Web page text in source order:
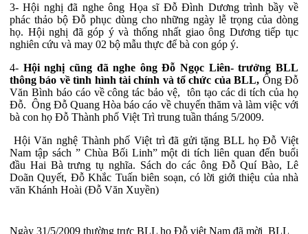
3- Hội nghị đã nghe ông Họa sĩ Đỗ Đình Dương trình bầy về
phác thảo bộ Đỗ phục dùng cho những ngày lễ trọng của dòng
họ. Hội nghị đã góp ý và thống nhất giao ông Dương tiếp tục
nghiên cứu và may 02 bộ mẫu thực để bà con góp ý.
4- Hội nghị cũng đã nghe ông Đỗ Ngọc Liên- trưởng BLL
thông báo về tình hình tài chính và tổ chức của BLL, Ông Đỗ
Văn Bình báo cáo về công tác bảo vệ, tôn tạo các di tích của họ
Đỗ. Ông Đỗ Quang Hòa báo cáo về chuyến thăm và làm việc với
bà con họ Đỗ Thành phố Việt Trì trung tuần tháng 5/2009.
Hội Văn nghệ Thành phố Việt trì đã gửi tặng BLL họ Đỗ Việt
Nam tập sách ” Chùa Bối Linh” một di tích liên quan đến buổi
đầu Hai Bà trưng tụ nghĩa. Sách do các ông Đỗ Quí Bào, Lê
Doãn Quyết, Đỗ Khắc Tuấn biên soạn, có lời giới thiệu của nhà
văn Khánh Hoài (Đỗ Văn Xuyền)
Ngày 31/5/2009 thường trực BLL họ Đỗ việt Nam đã mời BLL